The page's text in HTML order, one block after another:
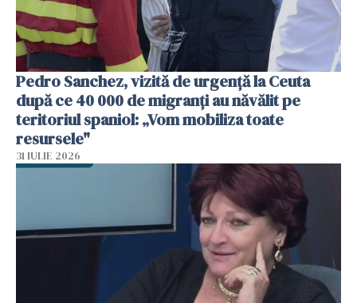
Pedro Sanchez, vizită de urgență la Ceuta
după ce 40 000 de migranți au năvălit pe
teritoriul spaniol: „Vom mobiliza toate
resursele"
31 IULIE 2026